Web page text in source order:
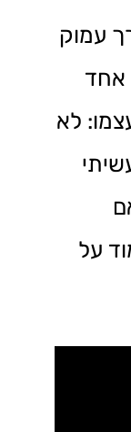
עמוק
אחד
לא
על